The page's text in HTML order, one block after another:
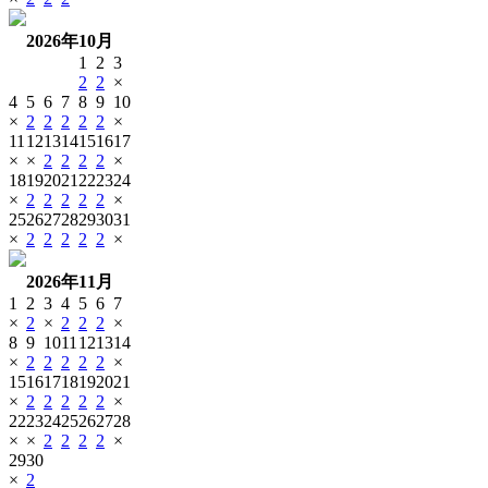
2026年10月
1
2
2
2
3
×
4
×
5
2
6
2
7
2
8
2
9
2
10
×
11
×
12
×
13
2
14
2
15
2
16
2
17
×
18
×
19
2
20
2
21
2
22
2
23
2
24
×
25
×
26
2
27
2
28
2
29
2
30
2
31
×
2026年11月
1
×
2
2
3
×
4
2
5
2
6
2
7
×
8
×
9
2
10
2
11
2
12
2
13
2
14
×
15
×
16
2
17
2
18
2
19
2
20
2
21
×
22
×
23
×
24
2
25
2
26
2
27
2
28
×
29
×
30
2